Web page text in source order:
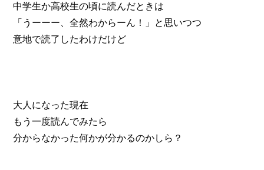
中学生か高校生の頃に読んだときは
「うーーー、全然わからーん！」と思いつつ
意地で読了したわけだけど
大人になった現在
もう一度読んでみたら
分からなかった何かが分かるのかしら？